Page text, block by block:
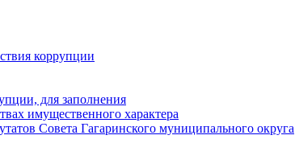
коррупции
для заполнения
имущественного характера
Совета Гагаринского муниципального округа